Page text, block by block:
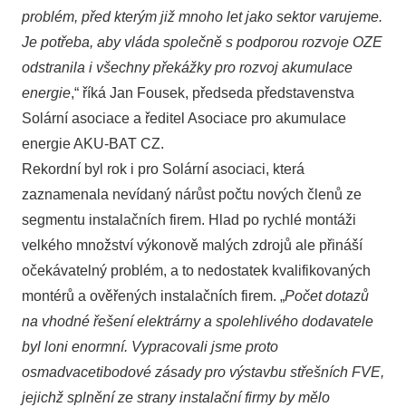
problém, před kterým již mnoho let jako sektor varujeme.
Je potřeba, aby vláda společně s podporou rozvoje OZE
odstranila i všechny překážky pro rozvoj akumulace
energie,“ říká Jan Fousek, předseda představenstva
Solární asociace a ředitel Asociace pro akumulace
energie AKU-BAT CZ.
Rekordní byl rok i pro Solární asociaci, která
zaznamenala nevídaný nárůst počtu nových členů ze
segmentu instalačních firem. Hlad po rychlé montáži
velkého množství výkonově malých zdrojů ale přináší
očekávatelný problém, a to nedostatek kvalifikovaných
montérů a ověřených instalačních firem. „Počet dotazů
na vhodné řešení elektrárny a spolehlivého dodavatele
byl loni enormní. Vypracovali jsme proto
osmadvacetibodové zásady pro výstavbu střešních FVE,
jejichž splnění ze strany instalační firmy by mělo